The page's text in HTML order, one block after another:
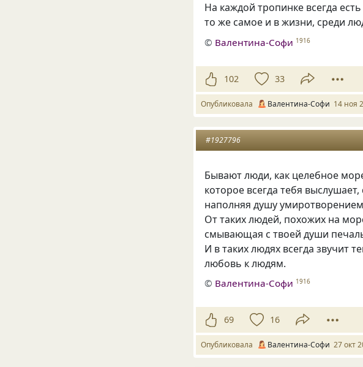
На каждой тропинке всегда
то же самое и в жизни, среди
© Валентина-Софи 1916
102 33
Опубликовала Валентина-Софи 14 ноя
#1927796
Бывают люди, как целебное
которое всегда тебя
наполняя душу
От таких людей, похожих на
смывающая с твоей души
И в таких людях всегда звучит
любовь к людям.
© Валентина-Софи 1916
69 16
Опубликовала Валентина-Софи 27 окт